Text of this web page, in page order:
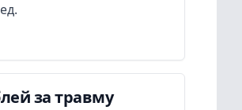
за травму